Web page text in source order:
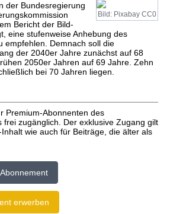
Bild: Pixabay CC0
der Bundesregierung
Bericht der Bild-
eine stufenweise Anhebung des
empfehlen. Demnach soll die
der 2040er Jahre zunächst auf 68
2050er Jahren auf 69 Jahre. Zehn
bei 70 Jahren liegen.
Premium-Abonnenten des
frei zugänglich. Der exklusive Zugang gilt
wie auch für Beiträge, die älter als
erwerben